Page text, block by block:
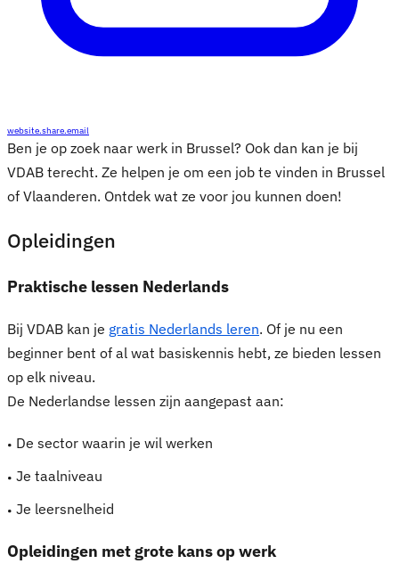
website.share.email
Ben je op zoek naar werk in Brussel? Ook dan kan je bij
VDAB terecht. Ze helpen je om een job te vinden in Brussel
of Vlaanderen. Ontdek wat ze voor jou kunnen doen!
Opleidingen
Praktische lessen Nederlands
Bij VDAB kan je gratis Nederlands leren. Of je nu een
beginner bent of al wat basiskennis hebt, ze bieden lessen
op elk niveau.
De Nederlandse lessen zijn aangepast aan:
De sector waarin je wil werken
Je taalniveau
Je leersnelheid
Opleidingen met grote kans op werk